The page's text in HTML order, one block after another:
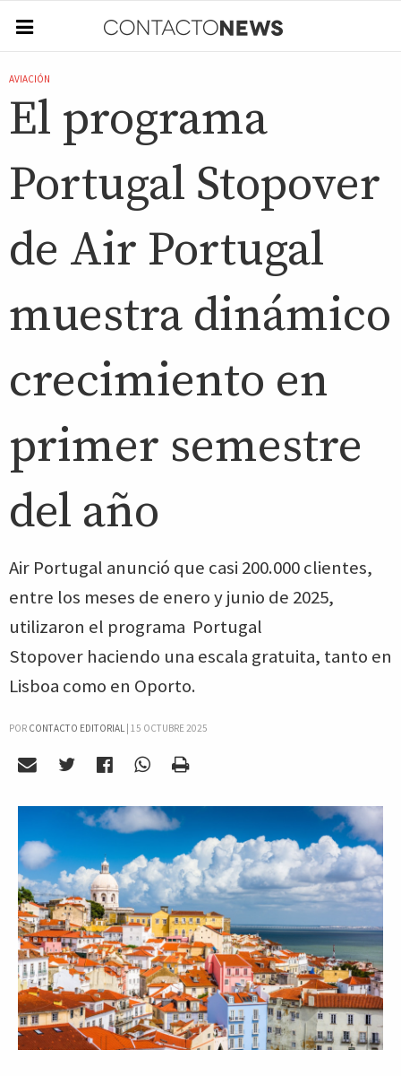
AVIACIÓN
El programa
Portugal Stopover
de Air Portugal
muestra dinámico
crecimiento en
primer semestre
del año
Air Portugal anunció que casi 200.000 clientes,
entre los meses de enero y junio de 2025,
utilizaron el programa Portugal
Stopover haciendo una escala gratuita, tanto en
Lisboa como en Oporto.
POR CONTACTO EDITORIAL| 15 OCTUBRE 2025